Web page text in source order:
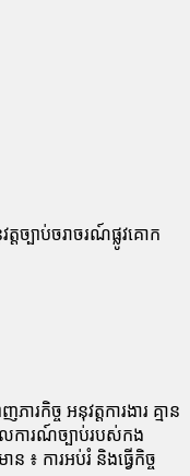
ច្បាប់​ចរាចរណ៍​ផ្លូវគោក
កិច្ច អនុវត្ត​ការងារ គ្មាន​
លការណ៍​ច្បាប់​របស់​កង
៖ ​ការ​អប់រំ ​និង​ធ្វើ​កិច្ច